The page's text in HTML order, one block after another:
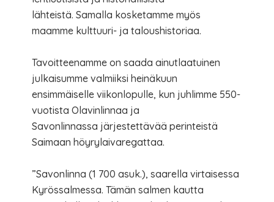
lähteistä. Samalla kosketamme myös
maamme kulttuuri- ja taloushistoriaa.
Tavoitteenamme on saada ainutlaatuinen
julkaisumme valmiiksi heinäkuun
ensimmäiselle viikonlopulle, kun juhlimme 550-
vuotista Olavinlinnaa ja
Savonlinnassa järjestettävää perinteistä
Saimaan höyrylaivaregattaa.
”Savonlinna (1 700 asuk.), saarella virtaisessa
Kyrössalmessa. Tämän salmen kautta